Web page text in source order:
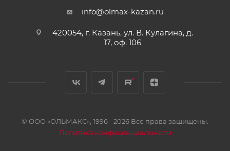
info@olmax-kazan.ru
420054, г. Казань, ул. В. Кулагина, д.
17, оф. 106
© ООО «ОЛЬМАКС», 1996 - 2026 Все права защищены.
Политика конфиденциальности